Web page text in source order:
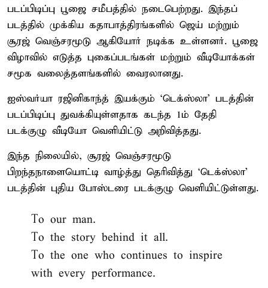
படப்பிடிப்பு பூஜை சமீபத்தில் நடைபெற்றது. இந்தப்
படத்தில் முக்கிய கதாபாத்திரங்களில் ஜெய் மற்றும்
சூரஜ் வெஞ்சரமூடு ஆகியோர் நடிக்க உள்ளனர். பூஜை
விழாவில் எடுத்த புகைப்படங்கள் மற்றும் வீடியோக்கள்
சமூக வலைத்தளங்களில் வைரலானது.
ஐஸ்வர்யா ரஜினிகாந்த் இயக்கும் ‘டெக்ஸ்லா’ படத்தின்
படப்பிடிப்பு துவக்கியுள்ளதாக கடந்த 1ம் தேதி
படக்குழு வீடியோ வெளியிட்டு அறிவித்தது.
இந்த நிலையில், சூரஜ் வெஞ்சரமூடு
பிறந்தநாளையொட்டி வாழ்த்து தெரிவித்து ‘டெக்ஸ்லா’
படத்தின் புதிய போஸ்டரை படக்குழு வெளியிட்டுள்ளது.
To our man.
To the story behind it all.
To the one who continues to inspire
with every performance.